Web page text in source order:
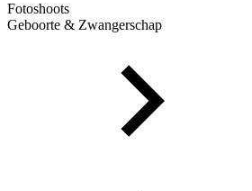
Fotoshoots
Geboorte & Zwangerschap